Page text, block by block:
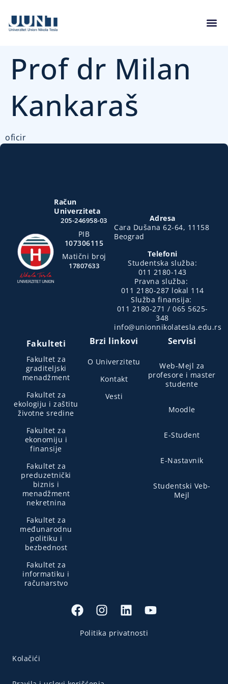
Prof dr Milan
Kankaraš
oficir
Račun
Univerziteta
205-246958-03
PIB
107306115
Matični broj
17807633
Adresa
Cara Dušana 62-64, 11158
Beograd
Telefoni
Studentska služba:
011 2180-143
Pravna služba:
011 2180-287 lokal 114
Služba finansija:
011 2180-271 / 065 5625-
348
info@unionnikolatesla.edu.rs
Fakulteti
Fakultet za
graditeljski
menadžment
Fakultet za
ekologiju i zaštitu
životne sredine
Fakultet za
ekonomiju i
finansije
Fakultet za
preduzetnički
biznis i
menadžment
nekretnina
Fakultet za
međunarodnu
politiku i
bezbednost
Fakultet za
informatiku i
računarstvo
Brzi linkovi
O Univerzitetu
Kontakt
Vesti
Servisi
Web-Mejl za
profesore i master
studente
Moodle
E-Student
E-Nastavnik
Studentski Veb-
Mejl
Politika privatnosti
Kolačići